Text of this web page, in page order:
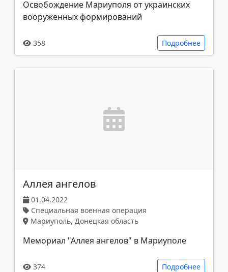
Освобождение Мариуполя от украинских
вооруженных формирований
358 Подробнее
Аллея ангелов
01.04.2022
Специальная военная операция
Мариуполь, Донецкая область
Мемориал "Аллея ангелов" в Мариуполе
374 Подробнее